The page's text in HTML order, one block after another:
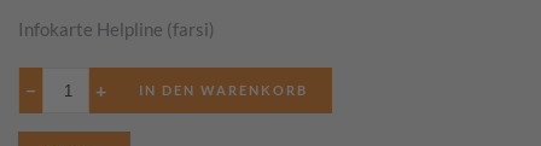
Infokarte Helpline (farsi)
− +